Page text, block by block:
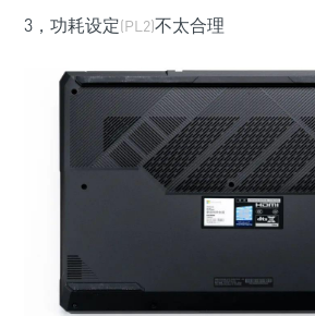
3，功耗设定(PL2)不太合理